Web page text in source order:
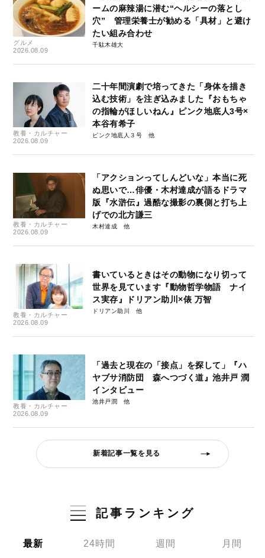
グルメ
2026.08.09
ームの麻辣湯に潜む“ヘルシーの落とし
穴” 管理栄養士が勧める「具材」と避け
たい組み合わせ
千駄木雄大
教養・カルチャー
2026.08.09
二十年間演劇で培ってきた「身体を描き
込む技術」を注ぎ込みました『おもちゃ
の指輪がほしいねん』ピンク地底人3号×
本谷有希子
ピンク地底人３号
教養・カルチャー
2026.08.09
「アクションってしんどいな」本当に死
ぬ思いで…俳優・木村達成が語るドラマ
版『水滸伝』過酷な撮影の裏側と打ち上
げでの北方謙三
木村達成
教養・カルチャー
2026.08.09
書いているときはその動物になり切って
世界を見ています『動物哲学物語 ナイ
ス実存』ドリアン助川×俵 万智
ドリアン助川
教養・カルチャー
2026.08.09
「過去と現在の「接点」を探して」『ハ
ヤブサ消防団 森へつづく道』池井戸 潤
インタビュー
池井戸潤
新着記事一覧を見る
記事ランキング
最新 24時間 週間 月間